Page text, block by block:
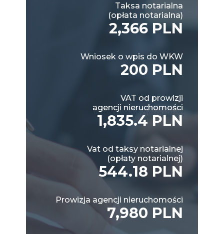
Taksa notarialna
(opłata notarialna)
2,366 PLN
Wniosek o wpis do WKW
200 PLN
VAT od prowizji
agencji nieruchomości
1,835.4 PLN
Vat od taksy notarialnej
(opłaty notarialnej)
544.18 PLN
Prowizja agencji nieruchomości
7,980 PLN